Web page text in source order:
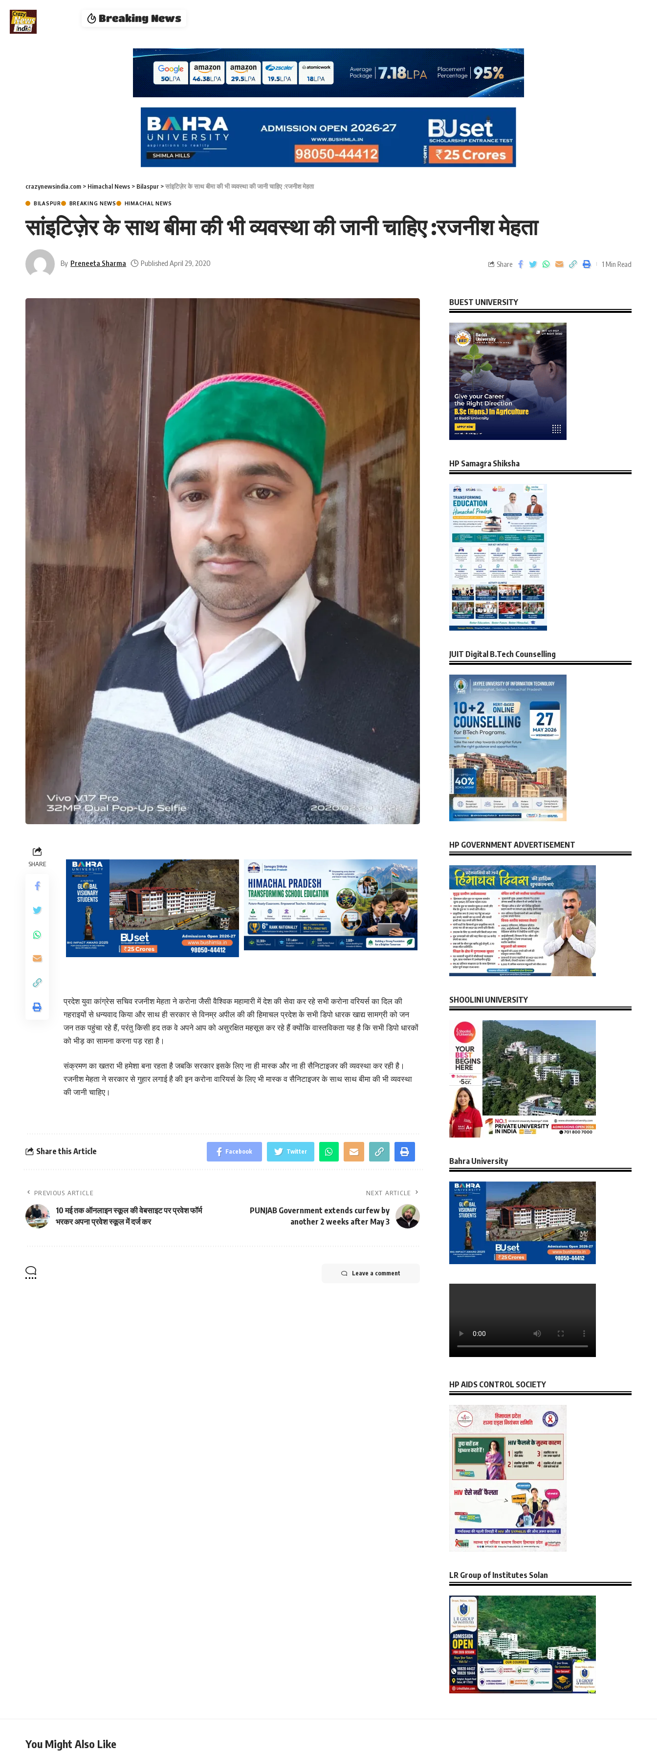
Breaking News
crazynewsindia.com > Himachal News > Bilaspur >सांइटिज़ेर के साथ बीमा की भी व्यवस्था की जानी चाहिए :रजनीश मेहता
BILASPUR BREAKING NEWS HIMACHAL NEWS
सांइटिज़ेर के साथ बीमा की भी व्यवस्था की जानी चाहिए :रजनीश मेहता
By Preneeta Sharma Published April 29, 2020 Share 1 Min Read
SHARE
प्रदेश युवा कांग्रेस सचिव रजनीश मेहता ने करोना जैसी वैश्विक महामारी में देश की सेवा कर रहे सभी करोना वरियर्स का दिल की
गहराइयों से धन्यवाद किया और साथ ही सरकार से विनम्र अपील की की हिमाचल प्रदेश के सभी डिपो धारक खाद्य सामग्री को जन
जन तक पहुंचा रहे हैं, परंतु किसी हद तक वे अपने आप को असुरक्षित महसूस कर रहे हैं क्योंकि वास्तविकता यह है कि सभी डिपो धारकों
को भीड़ का सामना करना पड़ रहा है।
संक्रमण का खतरा भी हमेशा बना रहता है जबकि सरकार इसके लिए ना ही मास्क और ना ही सैनिटाइजर की व्यवस्था कर रही है।
रजनीश मेहता ने सरकार से गुहार लगाई है की इन करोना वारियर्स के लिए भी मास्क व सैनिटाइजर के साथ साथ बीमा की भी व्यवस्था
की जानी चाहिए।
Share this Article Facebook Twitter
PREVIOUS ARTICLE
10 मई तक ऑनलाइन स्कूल की वेबसाइट पर प्रवेश फॉर्म
भरकर अपना प्रवेश स्कूल में दर्ज कर
NEXT ARTICLE
PUNJAB Government extends curfew by
another 2 weeks after May 3
Leave a comment
BUEST UNIVERSITY
HP Samagra Shiksha
JUIT Digital B.Tech Counselling
HP GOVERNMENT ADVERTISEMENT
SHOOLINI UNIVERSITY
Bahra University
HP AIDS CONTROL SOCIETY
LR Group of Institutes Solan
You Might Also Like